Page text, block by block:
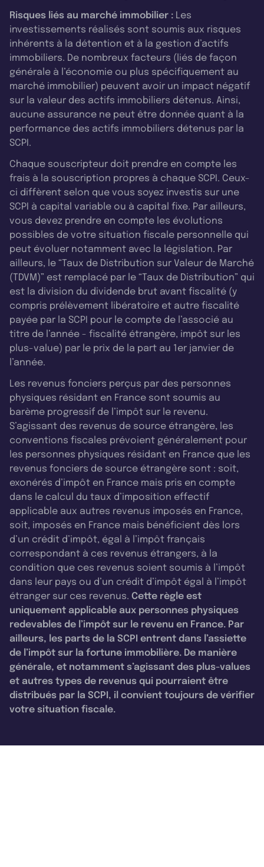
Risques liés au marché immobilier : Les
investissements réalisés sont soumis aux risques
inhérents à la détention et à la gestion d’actifs
immobiliers. De nombreux facteurs (liés de façon
générale à l’économie ou plus spécifiquement au
marché immobilier) peuvent avoir un impact négatif
sur la valeur des actifs immobiliers détenus. Ainsi,
aucune assurance ne peut être donnée quant à la
performance des actifs immobiliers détenus par la
SCPI.
Chaque souscripteur doit prendre en compte les
frais à la souscription propres à chaque SCPI. Ceux-
ci diffèrent selon que vous soyez investis sur une
SCPI à capital variable ou à capital fixe. Par ailleurs,
vous devez prendre en compte les évolutions
possibles de votre situation fiscale personnelle qui
peut évoluer notamment avec la législation. Par
ailleurs, le “Taux de Distribution sur Valeur de Marché
(TDVM)” est remplacé par le “Taux de Distribution” qui
est la division du dividende brut avant fiscalité (y
compris prélèvement libératoire et autre fiscalité
payée par la SCPI pour le compte de l’associé au
titre de l’année - fiscalité étrangère, impôt sur les
plus-value) par le prix de la part au 1er janvier de
l’année.
Les revenus fonciers perçus par des personnes
physiques résidant en France sont soumis au
barème progressif de l’impôt sur le revenu.
S’agissant des revenus de source étrangère, les
conventions fiscales prévoient généralement pour
les personnes physiques résidant en France que les
revenus fonciers de source étrangère sont : soit,
exonérés d’impôt en France mais pris en compte
dans le calcul du taux d’imposition effectif
applicable aux autres revenus imposés en France,
soit, imposés en France mais bénéficient dès lors
d’un crédit d’impôt, égal à l’impôt français
correspondant à ces revenus étrangers, à la
condition que ces revenus soient soumis à l’impôt
dans leur pays ou d’un crédit d’impôt égal à l’impôt
étranger sur ces revenus. Cette règle est
uniquement applicable aux personnes physiques
redevables de l’impôt sur le revenu en France. Par
ailleurs, les parts de la SCPI entrent dans l’assiette
de l’impôt sur la fortune immobilière. De manière
générale, et notamment s’agissant des plus-values
et autres types de revenus qui pourraient être
distribués par la SCPI, il convient toujours de vérifier
votre situation fiscale.